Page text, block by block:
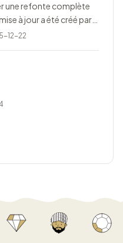
une refonte complète
à jour a été créé par
12-22